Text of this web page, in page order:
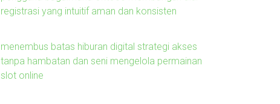
registrasi yang intuitif aman dan konsisten
menembus batas hiburan digital strategi akses
tanpa hambatan dan seni mengelola permainan
slot online